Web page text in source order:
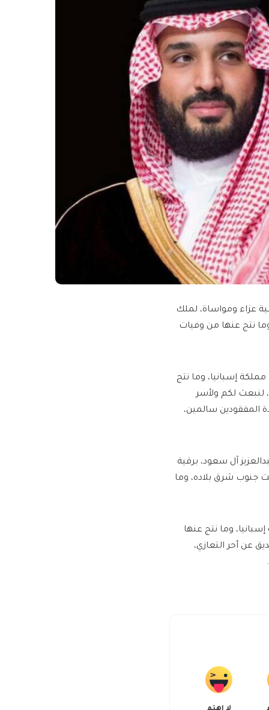
عزاء ومواساة، لملك
نتج عنها من وفيات
إسبانيا، وما نتج
لنبعث لكم ولأسر
المفقودين سالمين،
آل سعود، برقية
جنوب شرق بلاده، وما
وما نتج عنها
عن أحر التعازي،